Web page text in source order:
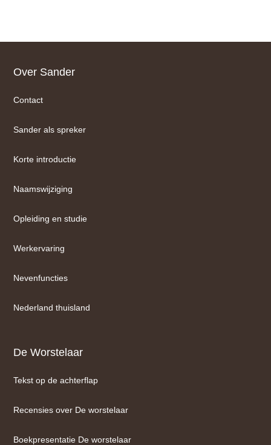
Footer
Over Sander
Contact
Sander als spreker
Korte introductie
Naamswijziging
Opleiding en studie
Werkervaring
Nevenfuncties
Nederland thuisland
De Worstelaar
Tekst op de achterflap
Recensies over De worstelaar
Boekpresentatie De worstelaar